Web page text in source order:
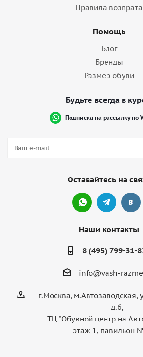
Правила возврата
Помощь
Блог
Бренды
Размер обуви
Будьте всегда в
Подписка на рассылку по
Оставайтесь на
Наши контакты
8 (495) 799-31-
info@vash-
г.Москва, м.Автозаводская,
д.6,
ТЦ "Обувной центр на
этаж 1, павильон